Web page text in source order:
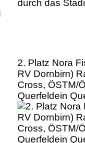
2. Platz Nora
RV Dornbirn)
Cross, ÖSTM/
Querfeldein
Stadion